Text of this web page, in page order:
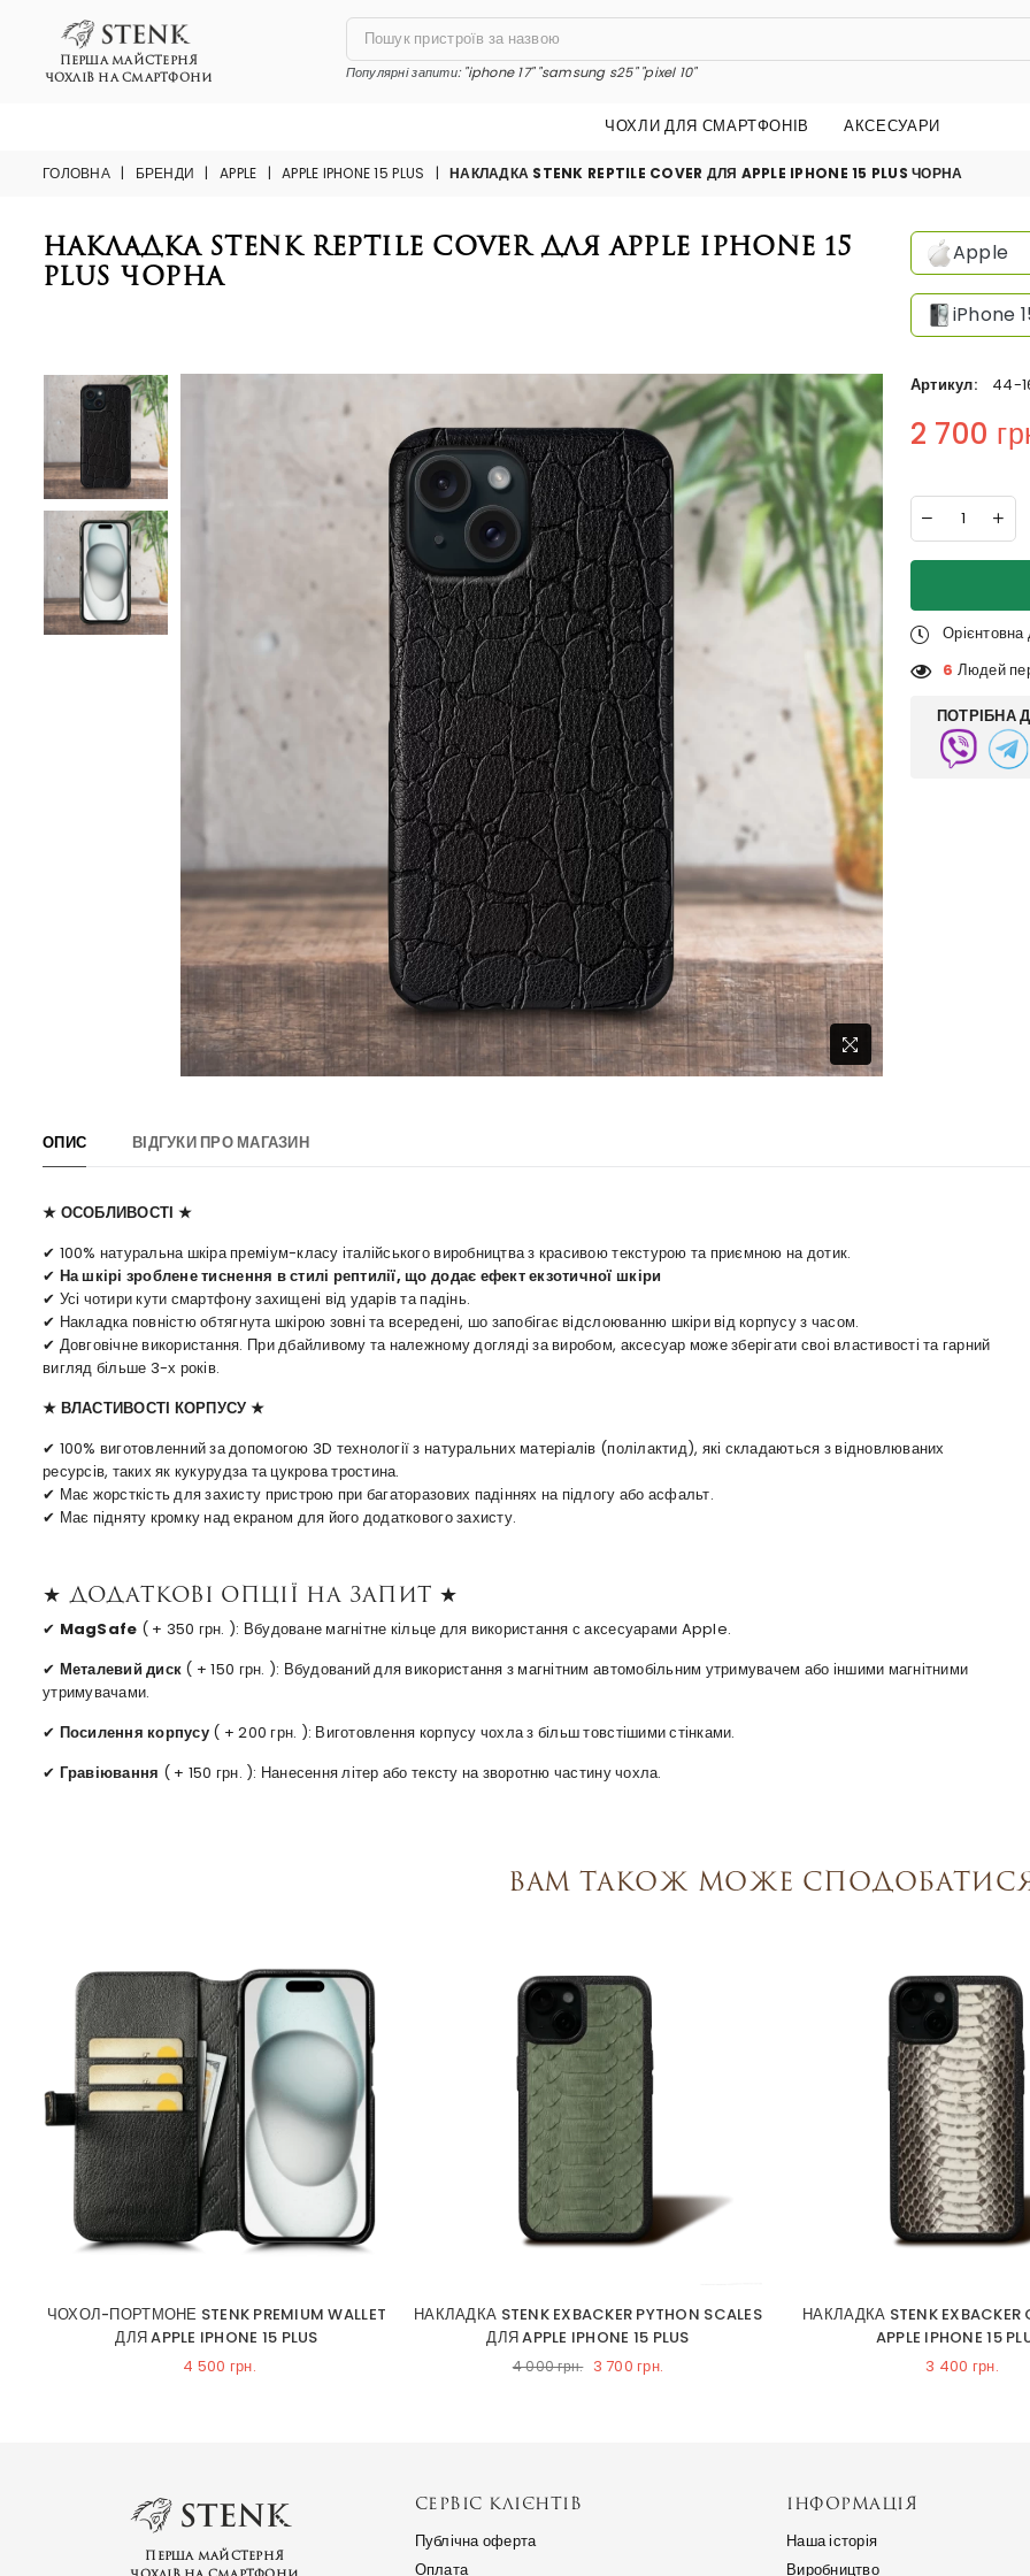
ПЕРША МАЙСТЕРНЯ
ЧОХЛІВ НА СМАРТФОНИ
Популярні запити:"iphone 17" "samsung s25" "pixel 10"
ЧОХЛИ ДЛЯ СМАРТФОНІВ АКСЕСУАРИ
ГОЛОВНА | БРЕНДИ | APPLE | APPLE IPHONE 15 PLUS | НАКЛАДКА STENK REPTILE COVER ДЛЯ APPLE IPHONE 15 PLUS ЧОРНА
Накладка Stenk Reptile Cover для Apple iPhone 15
Plus Чорна
Apple
iPhone
Артикул: 44-
Regular price
2 700
6 Людей
ПОТРІБНА
ОПИС ВІДГУКИ ПРО МАГАЗИН
★ ОСОБЛИВОСТІ ★
✔ 100% натуральна шкіра преміум-класу італійського виробництва з красивою текстурою та приємною на дотик.
✔ На шкірі зроблене тиснення в стилі рептилії, що додає ефект екзотичної шкіри
✔ Усі чотири кути смартфону захищені від ударів та падінь.
✔ Накладка повністю обтягнута шкірою зовні та всередені, шо запобігає відслоюванню шкіри від корпусу з часом.
✔ Довговічне використання. При дбайливому та належному догляді за виробом, аксесуар може зберігати своі властивості та гарний
вигляд більше 3-х років.
★ ВЛАСТИВОСТІ КОРПУСУ ★
✔ 100% виготовленний за допомогою 3D технології з натуральних матеріалів (полілактид), які складаються з відновлюваних
ресурсів, таких як кукурудза та цукрова тростина.
✔ Має жорсткість для захисту пристрою при багаторазових падіннях на підлогу або асфальт.
✔ Має підняту кромку над екраном для його додаткового захисту.
★ Додаткові опції на запит ★
✔ MagSafe ( + 350 грн. ): Вбудоване магнітне кільце для використання с аксесуарами Apple.
✔ Металевий диск ( + 150 грн. ): Вбудований для використання з магнітним автомобільним утримувачем або іншими магнітними
утримувачами.
✔ Посилення корпусу ( + 200 грн. ): Виготовлення корпусу чохла з більш товстішими стінками.
✔ Гравіювання ( + 150 грн. ): Нанесення літер або тексту на зворотню частину чохла.
Вам також може
ЧОХОЛ-ПОРТМОНЕ STENK PREMIUM WALLET
ДЛЯ APPLE IPHONE 15 PLUS
4 500 грн.
НАКЛАДКА STENK EXBACKER PYTHON SCALES
ДЛЯ APPLE IPHONE 15 PLUS
4 000 грн. 3 700 грн.
НАКЛАДКА STENK EXBACKER
APPLE IPHONE 15
3 400 грн.
Перша майстерня
чохлів на смартфони
СЕРВІС КЛІЄНТІВ
Публічна оферта
Оплата
ІНФОРМАЦІЯ
Наша історія
Виробництво